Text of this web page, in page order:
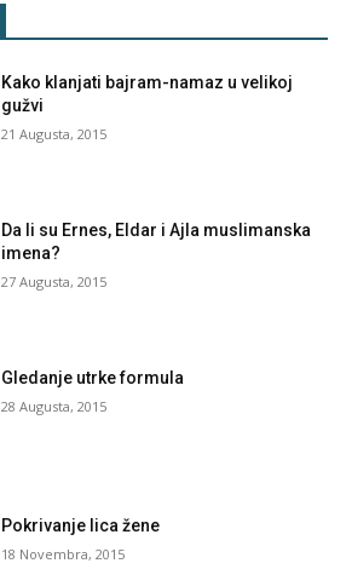
Kako klanjati bajram-namaz u velikoj
gužvi
21 Augusta, 2015
Da li su Ernes, Eldar i Ajla muslimanska
imena?
27 Augusta, 2015
Gledanje utrke formula
28 Augusta, 2015
Pokrivanje lica žene
18 Novembra, 2015